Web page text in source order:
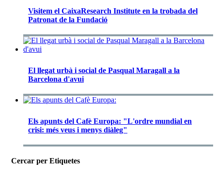
Visitem el CaixaResearch Institute en la trobada del
Patronat de la Fundació
El llegat urbà i social de Pasqual Maragall a la
Barcelona d'avui
Els apunts del Cafè Europa: "L'ordre mundial en
crisi: més veus i menys diàleg"
Cercar per Etiquetes